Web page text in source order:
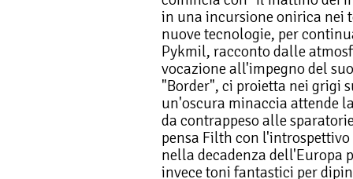
in una incursione onirica
nuove tecnologie, per
Pykmil, racconto dalle
vocazione all'impegno del
"Border", ci proietta nei grigi
un'oscura minaccia attende
da contrappeso alle
pensa Filth con
nella decadenza dell'Europa
invece toni fantastici per